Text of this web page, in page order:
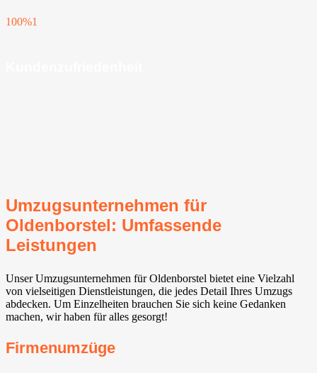
100%1
Umzugsunternehmen für
Oldenborstel: Umfassende
Leistungen
Unser Umzugsunternehmen für Oldenborstel bietet eine Vielzahl
von vielseitigen Dienstleistungen, die jedes Detail Ihres Umzugs
abdecken. Um Einzelheiten brauchen Sie sich keine Gedanken
machen, wir haben für alles gesorgt!
Firmenumzüge